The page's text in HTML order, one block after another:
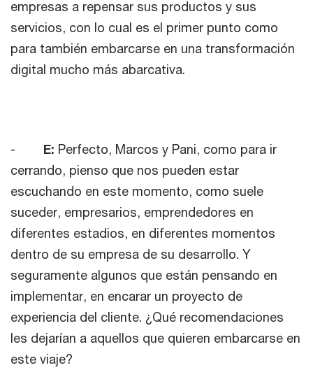
empresas a repensar sus productos y sus
servicios, con lo cual es el primer punto como
para también embarcarse en una transformación
digital mucho más abarcativa.
- E: Perfecto, Marcos y Pani, como para ir
cerrando, pienso que nos pueden estar
escuchando en este momento, como suele
suceder, empresarios, emprendedores en
diferentes estadios, en diferentes momentos
dentro de su empresa de su desarrollo. Y
seguramente algunos que están pensando en
implementar, en encarar un proyecto de
experiencia del cliente. ¿Qué recomendaciones
les dejarían a aquellos que quieren embarcarse en
este viaje?